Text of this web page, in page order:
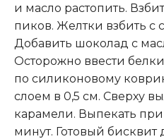
и масло растопить.
пиков. Желтки взбить с
Добавить шоколад с
Осторожно ввести
по силиконовому
слоем в 0,5 см. Сверху
карамели. Выпекать при
минут. Готовый